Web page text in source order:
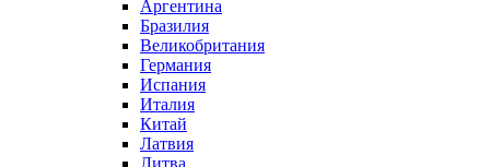
Аргентина
Бразилия
Великобритания
Германия
Испания
Италия
Китай
Латвия
Литва